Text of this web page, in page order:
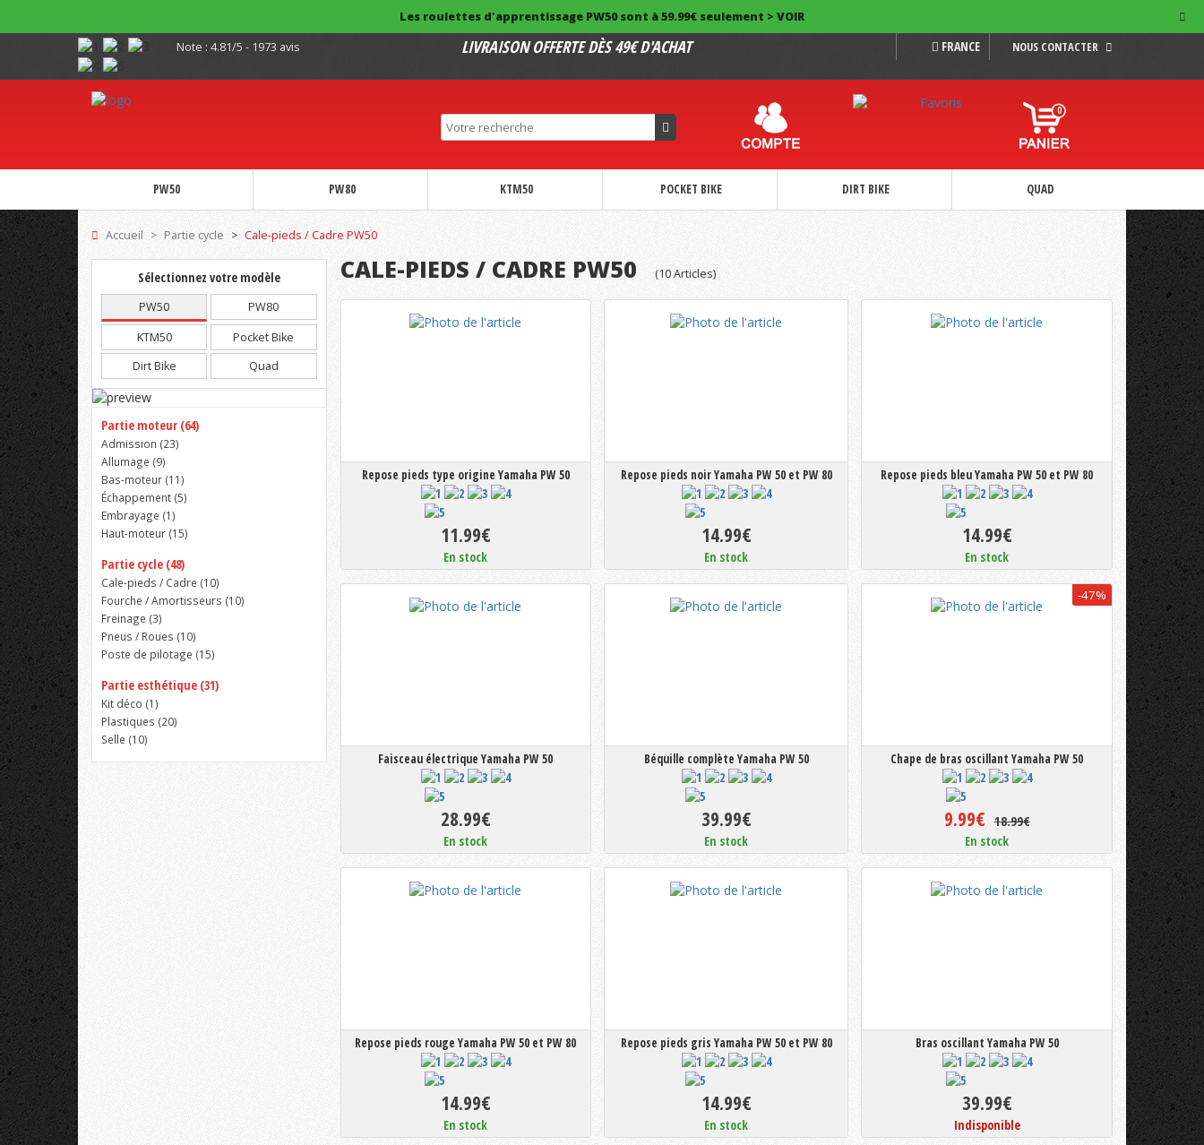
Les roulettes d'apprentissage PW50 sont à 59.99€ seulement > VOIR
Note : 4.81/5 - 1973 avis LIVRAISON OFFERTE DÈS 49€ D'ACHAT NOUS CONTACTER
FRANCE
0
PW50 PW80 KTM50 POCKET BIKE DIRT BIKE QUAD
Accueil Partie cycle Cale-pieds / Cadre PW50
Sélectionnez votre modèle
PW50
PW80
KTM50
Pocket Bike
Dirt Bike
Quad
Partie moteur (64)
Admission (23)
Allumage (9)
Bas-moteur (11)
Échappement (5)
Embrayage (1)
Haut-moteur (15)
Partie cycle (48)
Cale-pieds / Cadre (10)
Fourche / Amortisseurs (10)
Freinage (3)
Pneus / Roues (10)
Poste de pilotage (15)
Partie esthétique (31)
Kit déco (1)
Plastiques (20)
Selle (10)
CALE-PIEDS / CADRE PW50 (10Articles)
Repose pieds type origine Yamaha PW 50
11.99€
En stock
Repose pieds noir Yamaha PW 50 et PW 80
14.99€
En stock
Repose pieds bleu Yamaha PW 50 et PW 80
14.99€
En stock
Faisceau électrique Yamaha PW 50
28.99€
En stock
Béquille complète Yamaha PW 50
39.99€
En stock
-47%
Chape de bras oscillant Yamaha PW 50
9.99€ 18.99€
En stock
Repose pieds rouge Yamaha PW 50 et PW 80
14.99€
En stock
Repose pieds gris Yamaha PW 50 et PW 80
14.99€
En stock
Bras oscillant Yamaha PW 50
39.99€
Indisponible